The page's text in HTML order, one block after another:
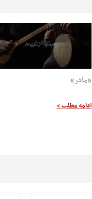
«مادر»
ادامه مطلب >